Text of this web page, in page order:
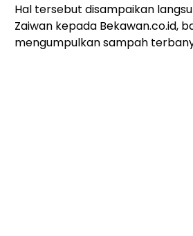
Hal tersebut disampaikan
Zaiwan kepada Bekawan.co.id,
mengumpulkan sampah